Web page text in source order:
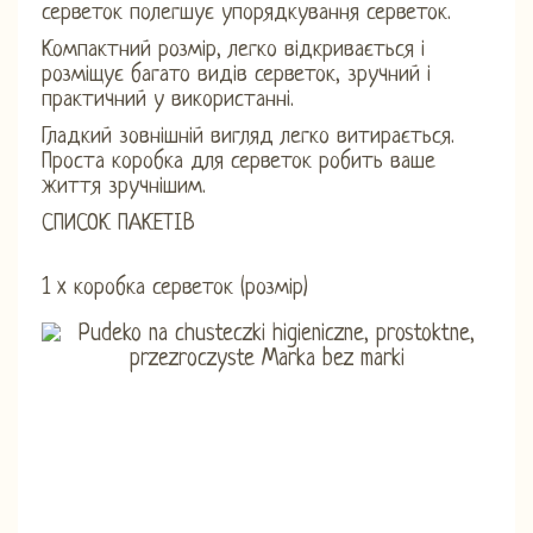
серветок полегшує упорядкування серветок.
Компактний розмір, легко відкривається і
розміщує багато видів серветок, зручний і
практичний у використанні.
Гладкий зовнішній вигляд легко витирається.
Проста коробка для серветок робить ваше
життя зручнішим.
СПИСОК ПАКЕТІВ
1 x коробка серветок (розмір)